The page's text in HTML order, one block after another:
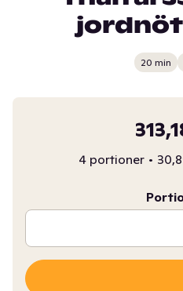
20 min
4 portioner •